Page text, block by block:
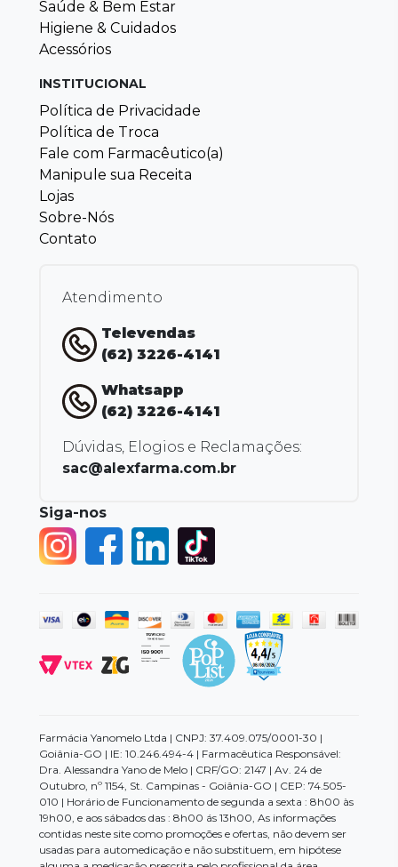
Saúde & Bem Estar
Higiene & Cuidados
Acessórios
INSTITUCIONAL
Política de Privacidade
Política de Troca
Fale com Farmacêutico(a)
Manipule sua Receita
Lojas
Sobre-Nós
Contato
Atendimento
Televendas
(62) 3226-4141
Whatsapp
(62) 3226-4141
Dúvidas, Elogios e Reclamações:
sac@alexfarma.com.br
Siga-nos
Farmácia Yanomelo Ltda | CNPJ: 37.409.075/0001-30 |
Goiânia-GO | IE: 10.246.494-4 | Farmacêutica Responsável:
Dra. Alessandra Yano de Melo | CRF/GO: 2147 | Av. 24 de
Outubro, nº 1154, St. Campinas - Goiânia-GO | CEP: 74.505-
010 | Horário de Funcionamento de segunda a sexta : 8h00 às
19h00, e aos sábados das : 8h00 ás 13h00, As informações
contidas neste site como promoções e ofertas, não devem ser
usadas para automedicação e não substituem, em hipótese